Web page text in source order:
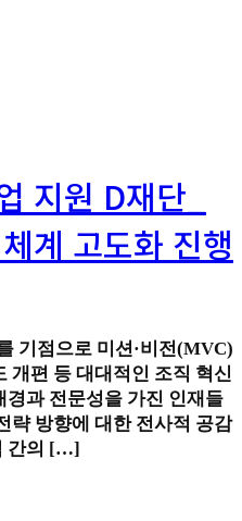
지원 D재단_
계 고도화 진행
기점으로 미션·비전(MVC)
개편 등 대대적인 조직 혁신
경과 전문성을 가진 인재들
략 방향에 대한 전사적 공감
간의 […]